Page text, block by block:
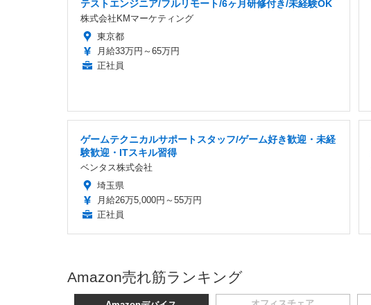
テストエンジニア/フルリモート/6ヶ月研修付き/未経験OK
株式会社KMマーケティング
東京都
月給33万円～65万円
正社員
ゲームテクニカルサポートスタッフ/ゲーム好き歓迎・未経
験歓迎・ITスキル習得
ベンタス株式会社
埼玉県
月給26万5,000円～55万円
正社員
Amazon売れ筋ランキング